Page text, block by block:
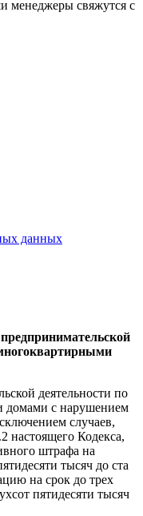
менеджеры свяжутся с
данных
деятельности по
домами с нарушением
случаев,
настоящего Кодекса,
штрафа на
тысяч до ста
на срок до трех
пятидесяти тысяч